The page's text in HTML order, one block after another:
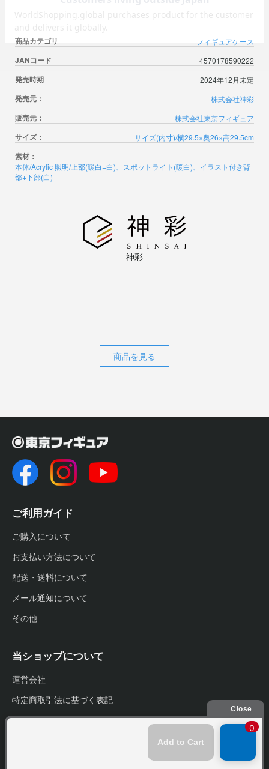
商品カテゴリ フィギュアケース
JANコード 4570178590222
発売時期 2024年12月未定
発売元： 株式会社神彩
販売元： 株式会社東京フィギュア
サイズ： サイズ(内寸)/横29.5×奥26×高29.5cm
素材：
本体/Acrylic 照明/上部(暖白+白)、スポットライト(暖白)、イラスト付き背
部+下部(白)
神彩
商品を見る
ご利用ガイド
ご購入について
お支払い方法について
配送・送料について
メール通知について
その他
当ショップについて
運営会社
特定商取引法に基づく表記
プライバシーポリシー